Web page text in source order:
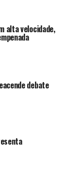
alta velocidade,
debate